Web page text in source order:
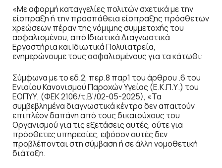
«Με αφορμή καταγγελίες πολιτών σχετικά με την
είσπραξη ή την προσπάθεια είσπραξης πρόσθετων
χρεώσεων πέραν της νόμιμης συμμετοχής του
ασφαλισμένου, από Ιδιωτικά Διαγνωστικά
Εργαστήρια και Ιδιωτικά Πολυϊατρεία,
ενημερώνουμε τους ασφαλισμένους για τα κάτωθι:
Σύμφωνα με το εδ.2, περ.8 παρ1 του άρθρου .6 του
Ενιαίου Κανονισμού Παροχών Υγείας (Ε.Κ.Π.Υ.) του
ΕΟΠΥΥ, (ΦΕΚ 2106/τ.Β’/02-05-2025), «Τα
συμβεβλημένα διαγνωστικά κέντρα δεν απαιτούν
επιπλέον δαπάνη από τους δικαιούχους του
Οργανισμού για τις εξετάσεις αυτές, ούτε για
πρόσθετες υπηρεσίες, εφόσον αυτές δεν
προβλέπονται στη σύμβαση ή σε άλλη νομοθετική
διάταξη.